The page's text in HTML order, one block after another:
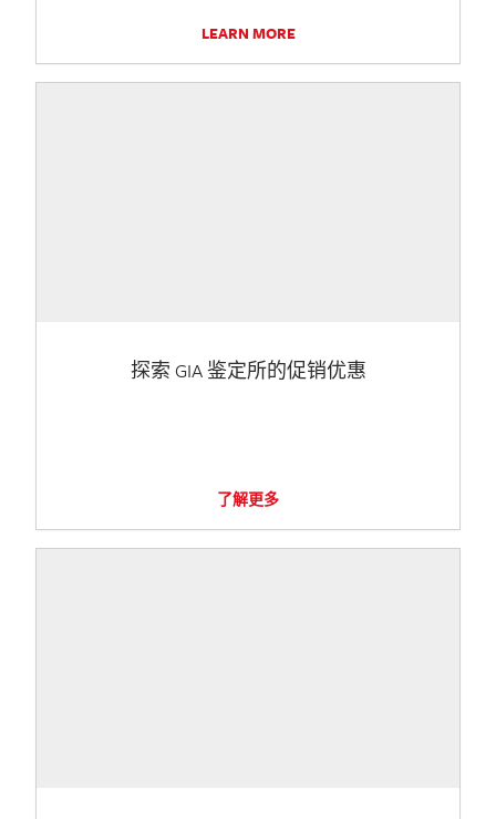
LEARN MORE
探索 GIA 鉴定所的促销优惠
了解更多